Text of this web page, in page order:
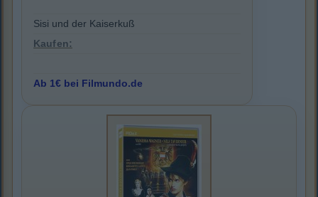
Sisi und der Kaiserkuß
Kaufen:
Ab 1€ bei Filmundo.de